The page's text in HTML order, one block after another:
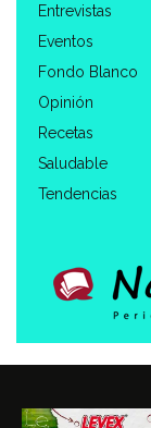
Entrevistas
Eventos
Fondo Blanco
Opinión
Recetas
Saludable
Tendencias